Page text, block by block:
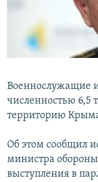
ПОБЕДИТЕЛЕЙ НЕ
ELIFBE
ПРИСОЕДИНЯЙТЕСЬ!
Все сайты RFE/
Военнослужащие
численностью 6,5
территорию
Об этом сообщил
министра
выступления в